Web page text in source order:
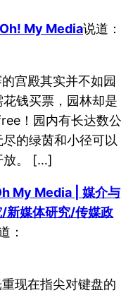
My Media说道：
宫殿其实并不如园
钱买票，园林却是
！园内有长达数公
的绿茵和小径可以
放。 […]
My Media | 媒介与
新媒体研究/传媒政
：
现在指尖对键盘的